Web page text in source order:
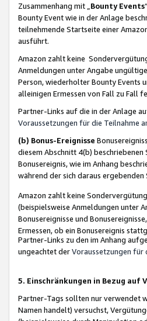
Zusammenhang mit „ Bounty Events
Bounty Event wie in der Anlage
teilnehmende Startseite einer
ausführt.
Amazon zahlt keine
Anmeldungen unter Angabe
Person, wiederholter Bounty Events
alleinigen Ermessen von Fall zu Fall
Partner-Links auf die in der Anlage
Voraussetzungen für die Teilnahme
(b) Bonus-Ereignisse
diesem Abschnitt 4(b)
Bonusereignis, wie im Anhang
während der sich daraus
Amazon zahlt keine
(beispielsweise Anmeldungen unter
Bonusereignisse und
Ermessen, ob ein Bonusereignis
Partner-Links zu den im Anhang
ungeachtet derVoraussetzungen für
5. Einschränkungen in Bezug auf
Partner-Tags sollten nur verwendet
Namen handelt) versuchst,